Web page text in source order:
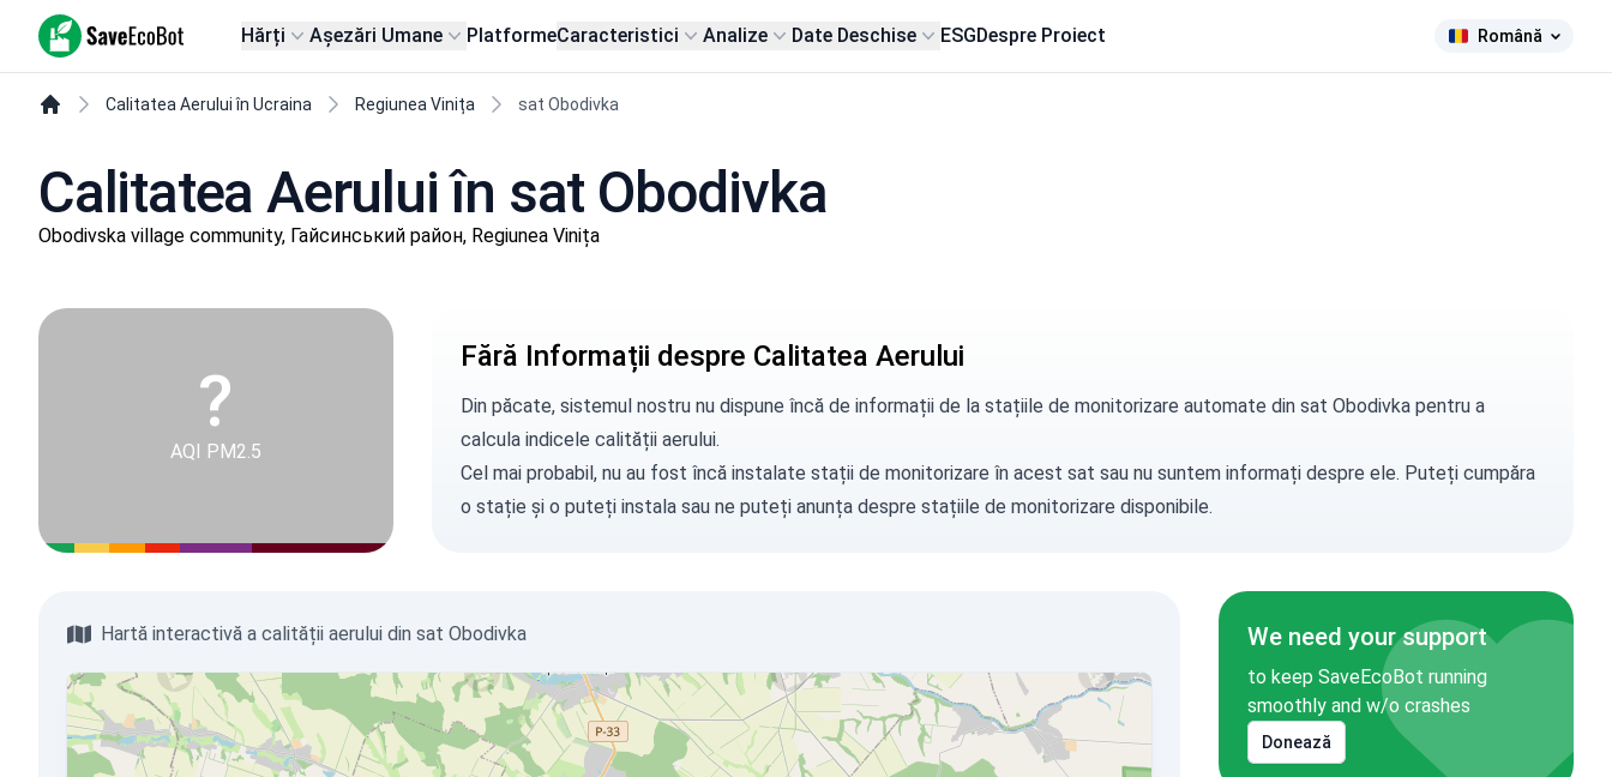
SaveEcoBot Hărți Așezări Umane PlatformeCaracteristici Analize Date Deschise ESGDespre Proiect Română
Calitatea Aerului în Ucraina Regiunea Vinița sat Obodivka
Calitatea Aerului în sat Obodivka
Obodivska village community, Гайсинський район, Regiunea Vinița
?
AQI PM2.5
Fără Informații despre Calitatea Aerului
Din păcate, sistemul nostru nu dispune încă de informații de la stațiile de monitorizare automate din sat Obodivka pentru a
calcula indicele calității aerului.
Cel mai probabil, nu au fost încă instalate stații de monitorizare în acest sat sau nu suntem informați despre ele. Puteți cumpăra
o stație și o puteți instala sau ne puteți anunțadespre stațiile de monitorizare disponibile.
Hartă interactivă a calității aerului din sat Obodivka We need your support
to keep SaveEcoBot running
smoothly and w/o crashes
Donează